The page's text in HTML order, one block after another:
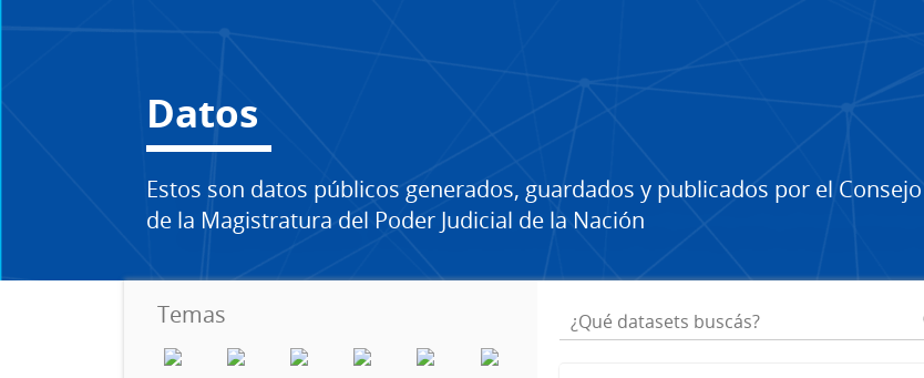
Datos
Estos son datos públicos generados, guardados y publicados por el Consejo
de la Magistratura del Poder Judicial de la Nación
Temas